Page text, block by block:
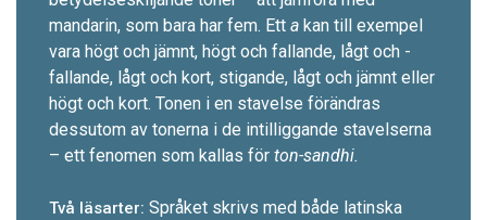
mandarin, som bara har fem. Ett a kan till exempel
vara högt och jämnt, högt och fallande, lågt och ­
fallande, lågt och kort, stigande, lågt och jämnt ­eller
högt och kort. Tonen i en stavelse förändras
dessutom av tonerna i de intilliggande stavelserna
– ett fenomen som kallas för ton-sandhi.
Två läsarter: Språket skrivs med både latinska